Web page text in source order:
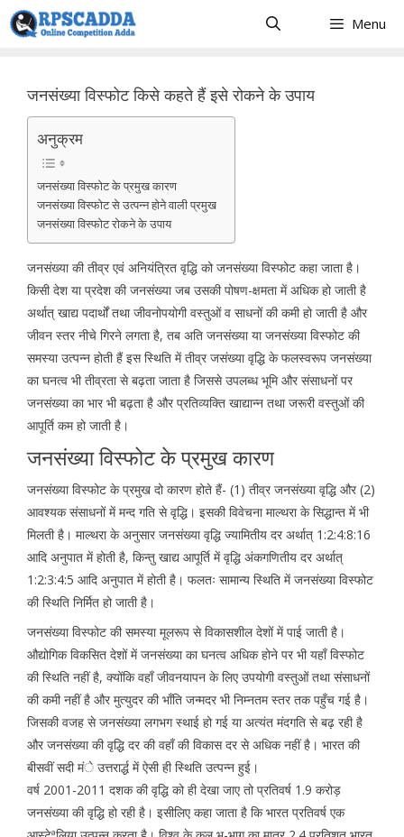
Skip
to
Menu
जनसंख्या विस्फोट किसे कहते हैं इसे रोकने के उपाय
अनुक्रम
जनसंख्या विस्फोट के प्रमुख कारण
जनसंख्या विस्फोट से उत्पन्न होने वाली प्रमुख
जनसंख्या विस्फोट रोकने के उपाय
जनसंख्या की तीव्र एवं अनियंत्रित वृद्धि को जनसंख्या विस्फोट कहा जाता है।
किसी देश या प्रदेश की जनसंख्या जब उसकी पोषण-क्षमता में अधिक हो जाती है
अर्थात् खाद्य पदार्थों तथा जीवनोपयोगी वस्तुओं व साधनों की कमी हो जाती है और
जीवन स्तर नीचे गिरने लगता है, तब अति जनसंख्या या जनसंख्या विस्फोट की
समस्या उत्पन्न होती हैं इस स्थिति में तीव्र जसंख्या वृद्धि के फलस्वरूप जनसंख्या
का घनत्व भी तीव्रता से बढ़ता जाता है जिससे उपलब्ध भूमि और संसाधनों पर
जनसंख्या का भार भी बढ़ता है और प्रतिव्यक्ति खाद्यान्न तथा जरूरी वस्तुओं की
आपूर्ति कम हो जाती है।
जनसंख्या विस्फोट के प्रमुख कारण
जनसंख्या विस्फोट के प्रमुख दो कारण होते हैं- (1) तीव्र जनसंख्या वृद्धि और (2)
आवश्यक संसाधनों में मन्द गति से वृद्धि। इसकी विवेचना माल्थरा के सिद्धान्त में भी
मिलती है। माल्थरा के अनुसार जनसंख्या वृद्धि ज्यामितीय दर अर्थात् 1:2:4:8:16
आदि अनुपात में होती है, किन्तु खाद्य आपूर्ति में वृद्धि अंकगणितीय दर अर्थात्
1:2:3:4:5 आदि अनुपात में होती है। फलतः सामान्य स्थिति में जनसंख्या विस्फोट
की स्थिति निर्मित हो जाती है।
जनसंख्या विस्फोट की समस्या मूलरूप से विकासशील देशों में पाई जाती है।
औद्योगिक विकसित देशों में जनसंख्या का घनत्व अधिक होने पर भी यहाँ विस्फोट
की स्थिति नहीं है, क्योंकि वहाँ जीवनयापन के लिए उपयोगी वस्तुओं तथा संसाधनों
की कमी नहीं है और मुत्युदर की भाँति जन्मदर भी निम्नतम स्तर तक पहुँच गई है।
जिसकी वजह से जनसंख्या लगभग स्थाई हो गई या अत्यंत मंदगति से बढ़ रही है
और जनसंख्या की वृद्धि दर की वहाँ की विकास दर से अधिक नहीं है। भारत की
बीसवीं सदी मंे उत्तरार्द्ध में ऐसी ही स्थिति उत्पन्न हुई।
वर्ष 2001-2011 दशक की वृद्धि को ही देखा जाए तो प्रतिवर्ष 1.9 करोड़
जनसंख्या की वृद्धि हो रही है। इसीलिए कहा जाता है कि भारत प्रतिवर्ष एक